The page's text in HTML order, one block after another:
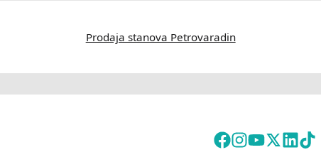
Prodaja stanova Petrovaradin